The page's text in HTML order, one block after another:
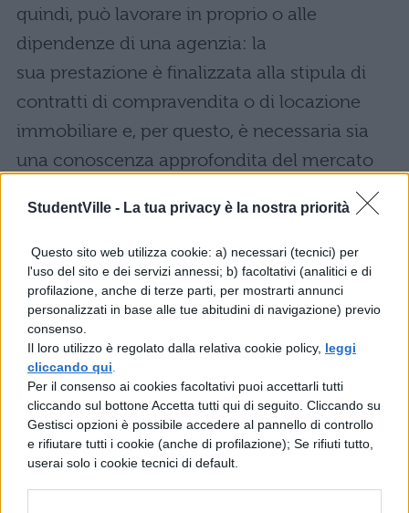
StudentVille - La tua privacy è la nostra priorità
Questo sito web utilizza cookie: a) necessari (tecnici) per
l'uso del sito e dei servizi annessi; b) facoltativi (analitici e di
profilazione, anche di terze parti, per mostrarti annunci
personalizzati in base alle tue abitudini di navigazione) previo
consenso.
Il loro utilizzo è regolato dalla relativa cookie policy, leggi
cliccando qui
Per il consenso ai cookies facoltativi puoi accettarli tutti
cliccando sul bottone Accetta tutti qui di seguito. Cliccando su
Gestisci opzioni è possibile accedere al pannello di controllo
e rifiutare tutti i cookie (anche di profilazione); Se rifiuti tutto,
userai solo i cookie tecnici di default.
quindi, può lavorare in proprio o alle
dipendenze di una agenzia: la
sua prestazione è finalizzata alla stipula di
contratti di compravendita o di locazione
immobiliare e, per questo, è necessaria sia
una conoscenza approfondita del mercato
determinare in modo adeguato il valore di
un’abitazione. L’agente immobiliare deve
ascoltare le richieste dei clienti ed essere
sempre pronto a risolvere dubbi, sciogliere le
indecisioni e proporre soluzioni adatte ad
ogni situazione. Tutti possono diventare
agenti immobiliari, l’ elemento
fondamentale è avere buone doti relazionali
e capacità di vendita. E la formazione?